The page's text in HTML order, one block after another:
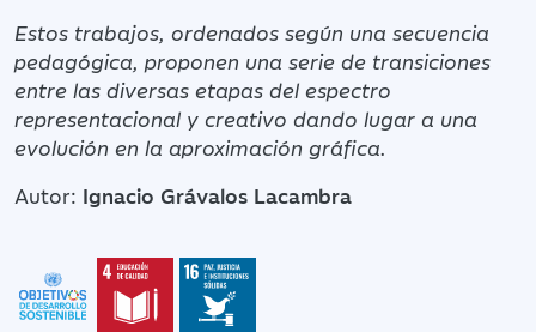
Estos trabajos, ordenados según una secuencia
pedagógica, proponen una serie de transiciones
entre las diversas etapas del espectro
representacional y creativo dando lugar a una
evolución en la aproximación gráfica.
Autor: Ignacio Grávalos Lacambra